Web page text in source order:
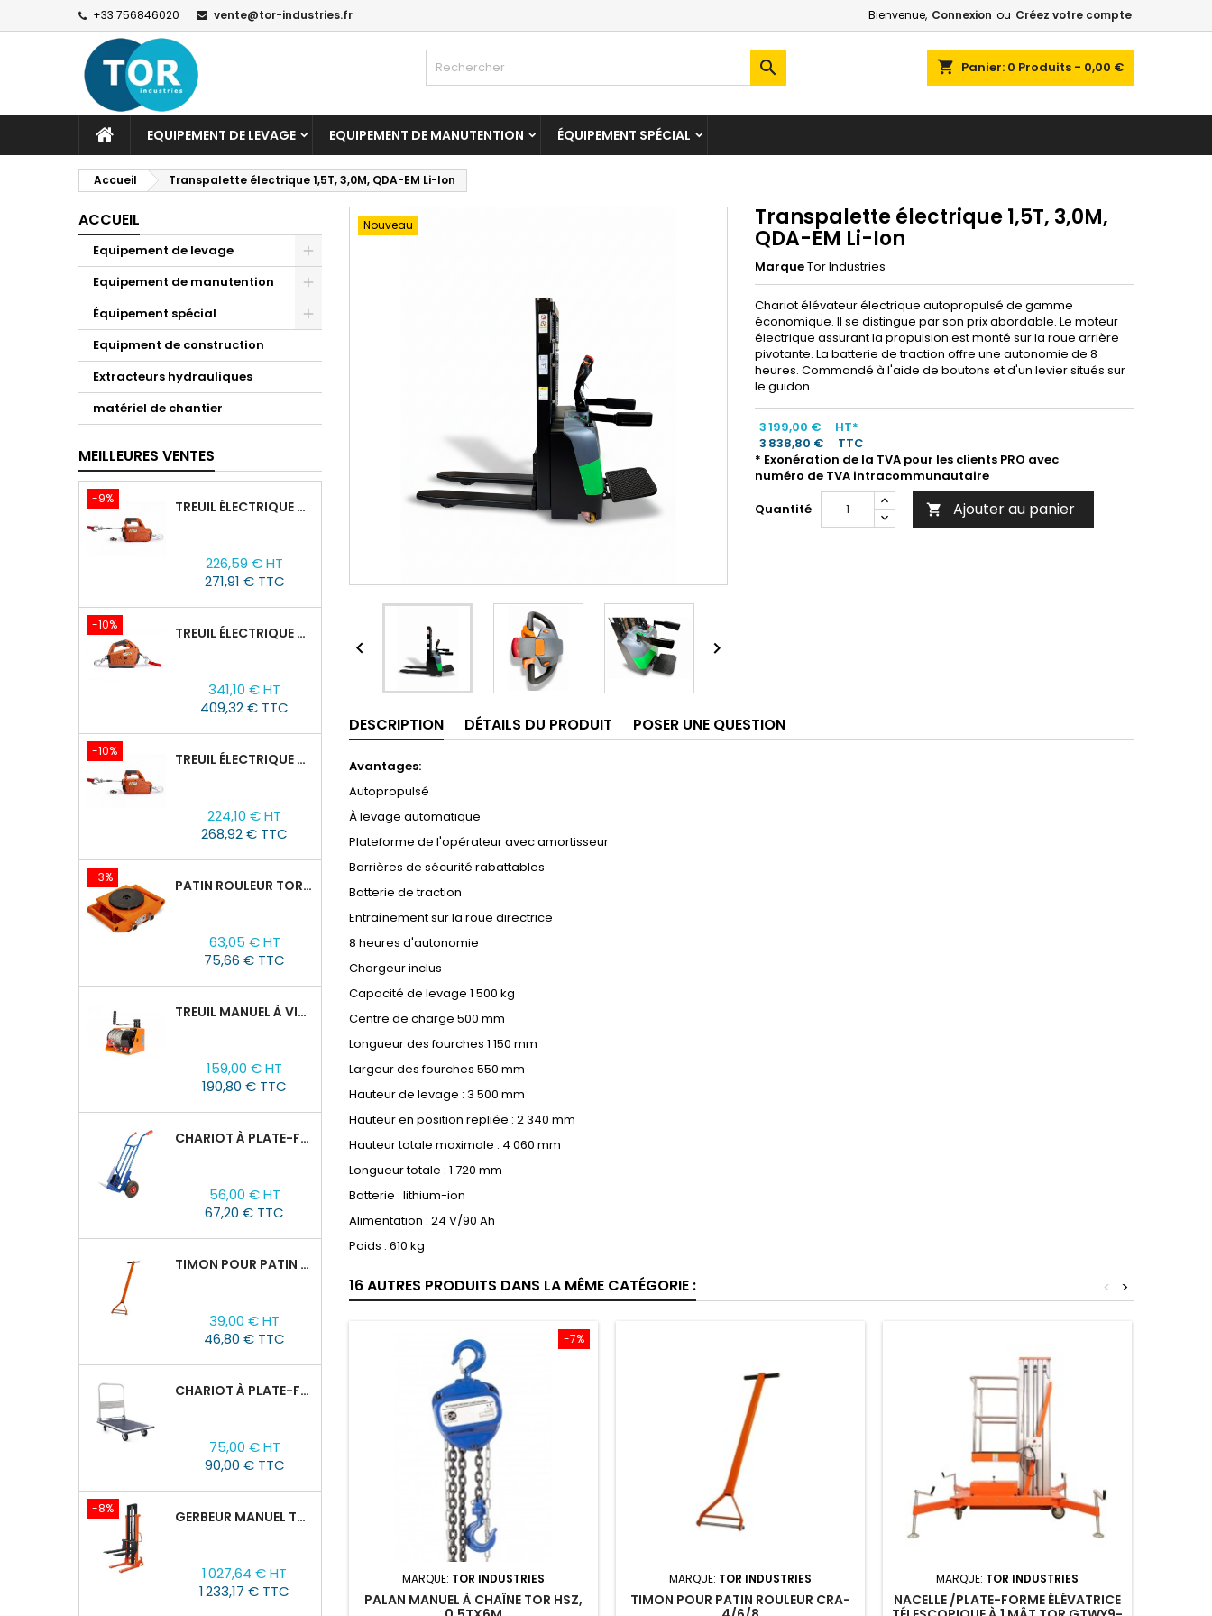
+33 756846020 vente@tor-industries.fr Bienvenue, Connexion ou Créez votre compte
shopping_cart Panier: 0 Produits - 0,00 €

EQUIPEMENT DE LEVAGE EQUIPEMENT DE MANUTENTION ÉQUIPEMENT SPÉCIAL
Accueil Transpalette électrique 1,5T, 3,0M, QDA-EM Li-Ion
ACCUEIL
Equipement de levage
Equipement de manutention
Équipement spécial
Equipment de construction
Extracteurs hydrauliques
matériel de chantier
MEILLEURES VENTES
-9% TREUIL ÉLECTRIQUE PORTABLE AVEC TÉLÉCOMMANDE TOR SQ-02-450KG/4.6M
base
226,59 € HT
271,91 € TTC
-10% TREUIL ÉLECTRIQUE PORTABLE À BATTERIE TOR SQ-05-450KG/4.6M
base
341,10 € HT
409,32 € TTC
-10% TREUIL ÉLECTRIQUE PORTABLE AVEC TÉLÉCOMMANDE TOR SQ-04-250KG/8M
base
224,10 € HT
268,92 € TTC
-3% PATIN ROULEUR TOR CRA-4 : 6T
base
63,05 € HT
75,66 € TTC
TREUIL MANUEL À VIS SANS FIN VS500, 0,5TX25M
159,00 € HT
190,80 € TTC
CHARIOT À PLATE-FORME TOR HT 300
56,00 € HT
67,20 € TTC
TIMON POUR PATIN ROULEUR CRA-4/6/8
39,00 € HT
46,80 € TTC
CHARIOT À PLATE-FORME TOR PH 300KG
75,00 € HT
90,00 € TTC
-8% GERBEUR MANUEL TOR CTY-EH 2T/3M FOURCHES RÉGLABLES 320-770MM
base
1 027,64 € HT
1 233,17 € TTC
Nouveau
 
Transpalette électrique 1,5T, 3,0M,
QDA-EM Li-Ion
MarqueTor Industries
Chariot élévateur électrique autopropulsé de gamme
économique. Il se distingue par son prix abordable. Le moteur
électrique assurant la propulsion est monté sur la roue arrière
pivotante. La batterie de traction offre une autonomie de 8
heures. Commandé à l'aide de boutons et d'un levier situés sur
le guidon.
3 199,00 €
HT*
3 838,80 €
TTC
* Exonération de la TVA pour les clients PRO avec
numéro de TVA intracommunautaire
Quantité
 Ajouter au panier
DESCRIPTION DÉTAILS DU PRODUIT POSER UNE QUESTION
Avantages:
Autopropulsé
À levage automatique
Plateforme de l'opérateur avec amortisseur
Barrières de sécurité rabattables
Batterie de traction
Entraînement sur la roue directrice
8 heures d'autonomie
Chargeur inclus
Capacité de levage 1 500 kg
Centre de charge 500 mm
Longueur des fourches 1 150 mm
Largeur des fourches 550 mm
Hauteur de levage : 3 500 mm
Hauteur en position repliée : 2 340 mm
Hauteur totale maximale : 4 060 mm
Longueur totale : 1 720 mm
Batterie : lithium-ion
Alimentation : 24 V/90 Ah
Poids : 610 kg
16 AUTRES PRODUITS DANS LA MÊME CATÉGORIE : >
<
-7%
MARQUE: TOR INDUSTRIES
PALAN MANUEL À CHAÎNE TOR HSZ,
MARQUE: TOR INDUSTRIES
TIMON POUR PATIN ROULEUR CRA-
MARQUE: TOR INDUSTRIES
NACELLE /PLATE-FORME ÉLÉVATRICE